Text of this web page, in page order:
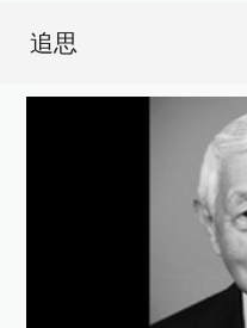
追思